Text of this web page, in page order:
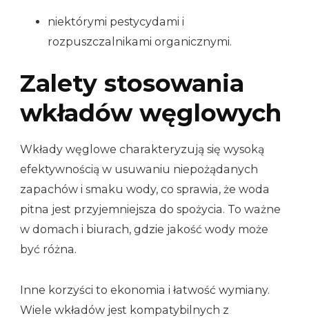
niektórymi pestycydami i
rozpuszczalnikami organicznymi.
Zalety stosowania
wkładów węglowych
Wkłady węglowe charakteryzują się wysoką
efektywnością w usuwaniu niepożądanych
zapachów i smaku wody, co sprawia, że woda
pitna jest przyjemniejsza do spożycia. To ważne
w domach i biurach, gdzie jakość wody może
być różna.
Inne korzyści to ekonomia i łatwość wymiany.
Wiele wkładów jest kompatybilnych z